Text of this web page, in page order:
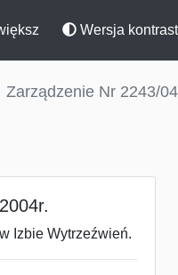
Wersja
Zarządzenie Nr 2243/
Izbie Wytrzeźwień.